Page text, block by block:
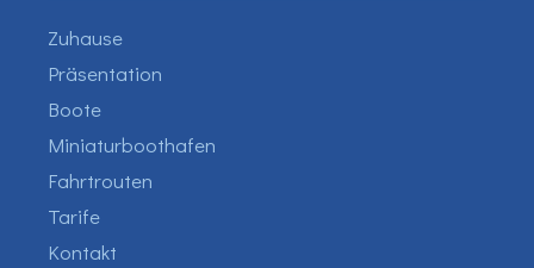
Zuhause
Präsentation
Boote
Miniaturboothafen
Fahrtrouten
Tarife
Kontakt